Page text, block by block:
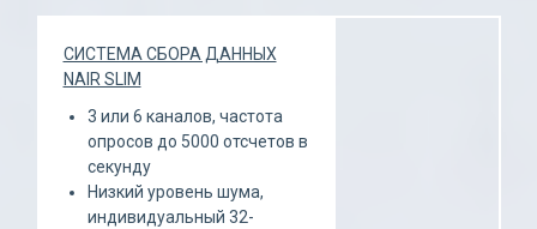
СИСТЕМА СБОРА ДАННЫХ
NAIR SLIM
3 или 6 каналов, частота
опросов до 5000 отсчетов в
секунду
Низкий уровень шума,
индивидуальный 32-